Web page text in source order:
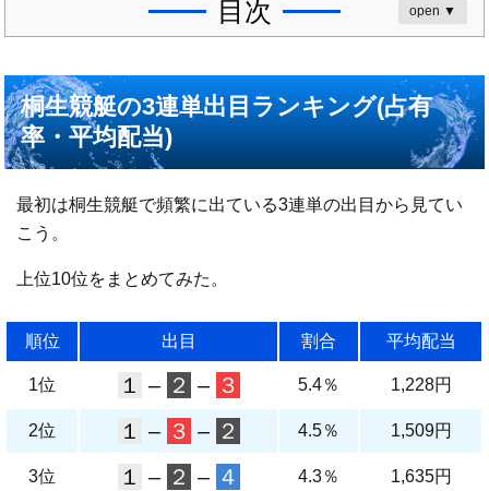
目次 open ▼
桐生競艇の3連単出目ランキング(占有
率・平均配当)
最初は桐生競艇で頻繁に出ている3連単の出目から見てい
こう。
上位10位をまとめてみた。
順位 出目 割合 平均配当
1位 １ – ２ – ３ 5.4％ 1,228円
2位 １ – ３ – ２ 4.5％ 1,509円
3位 １ – ２ – ４ 4.3％ 1,635円